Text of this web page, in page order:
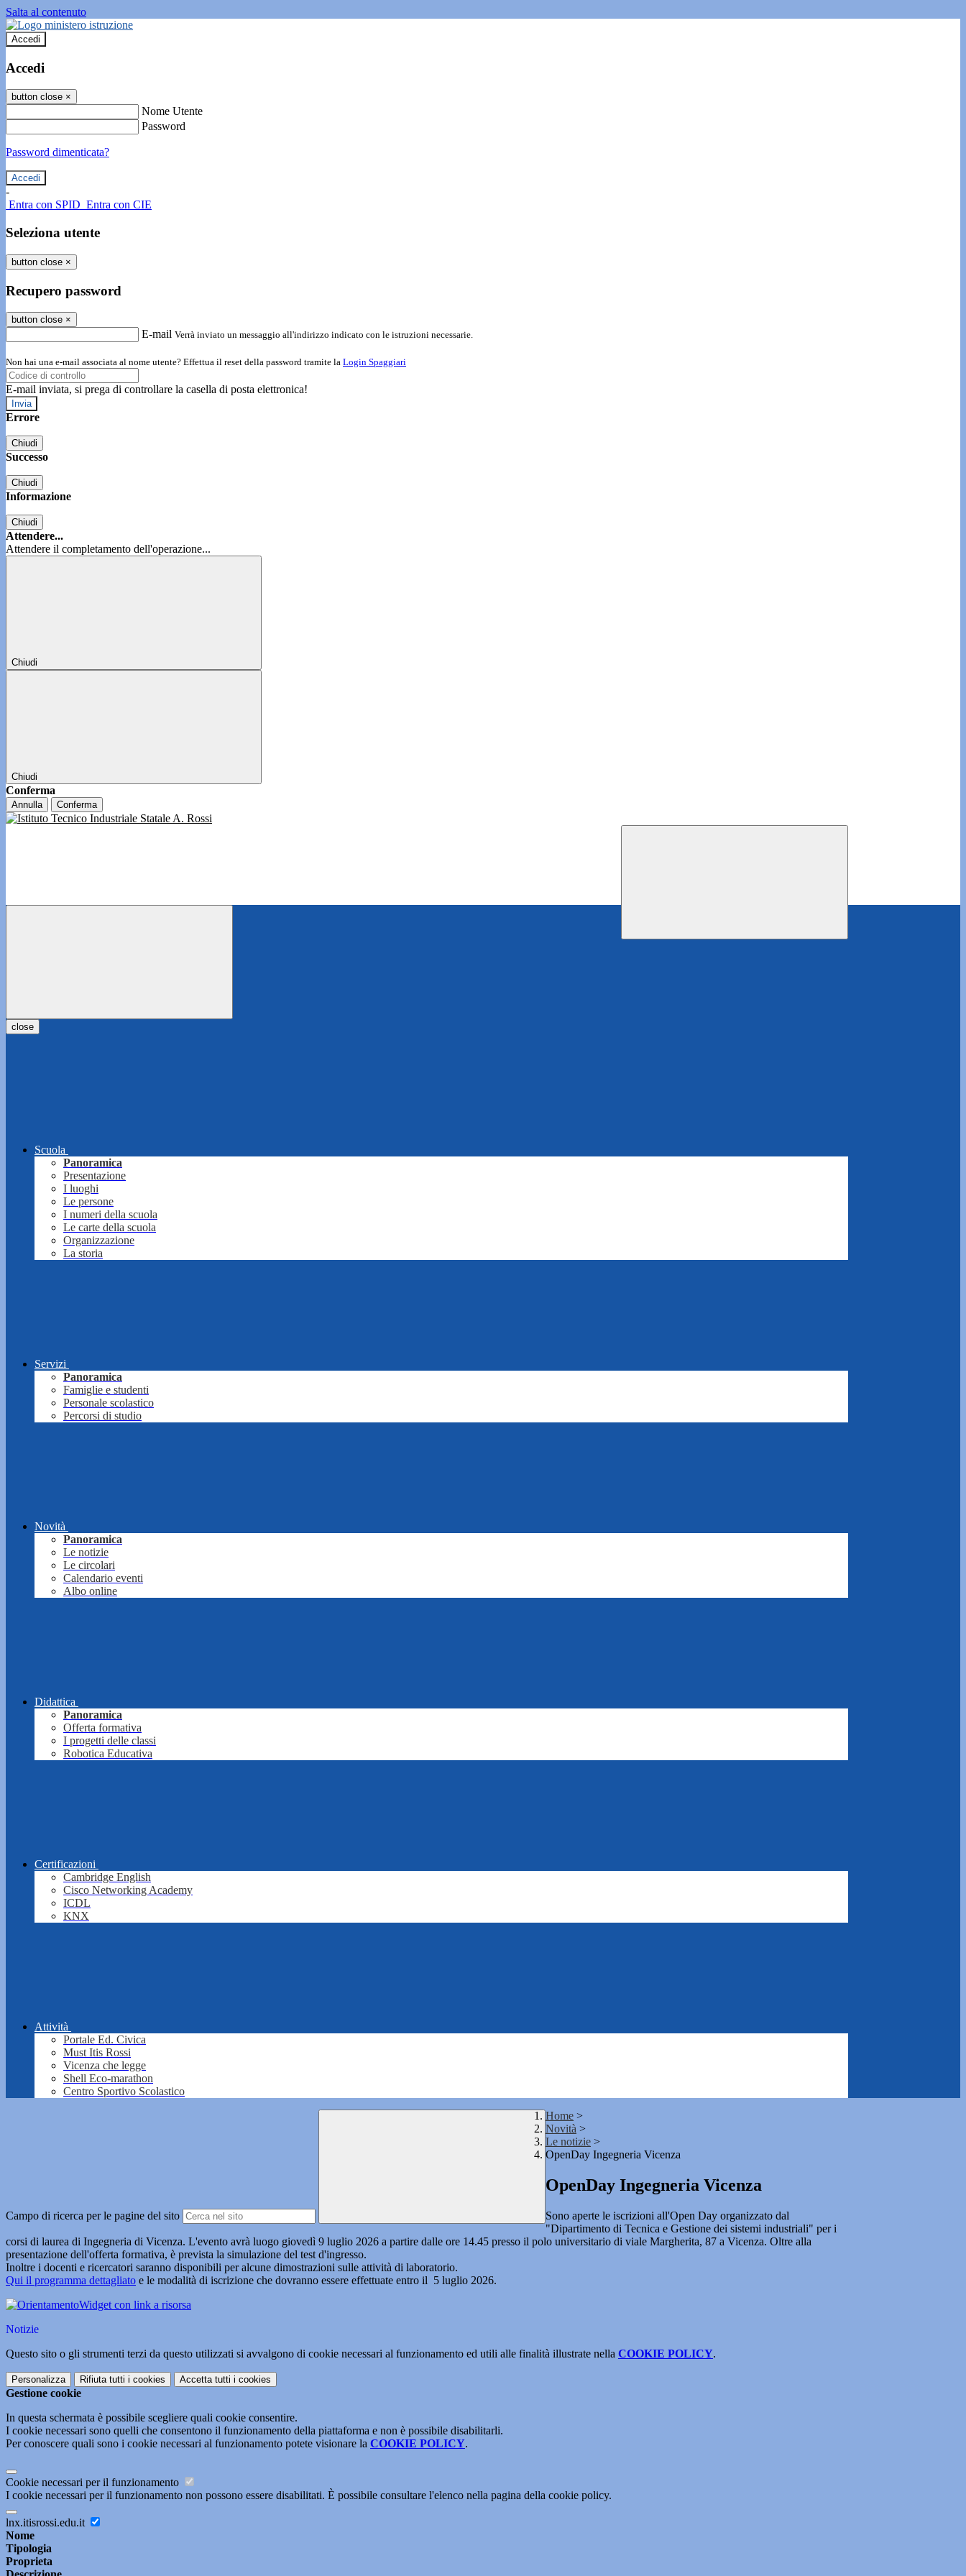
Salta al contenuto
Accedi
Accedi
button close ×
Nome Utente
Password
Password dimenticata?
-
Entra con SPID Entra con CIE
Seleziona utente
button close ×
Recupero password
button close ×
E-mail Verrà inviato un messaggio all'indirizzo indicato con le istruzioni necessarie.
Non hai una e-mail associata al nome utente? Effettua il reset della password tramite la Login Spaggiari
E-mail inviata, si prega di controllare la casella di posta elettronica!
Errore
Chiudi
Successo
Chiudi
Informazione
Chiudi
Attendere...
Attendere il completamento dell'operazione...
Chiudi
Chiudi
Conferma
Annulla Conferma
close
Scuola
Panoramica
Presentazione
I luoghi
Le persone
I numeri della scuola
Le carte della scuola
Organizzazione
La storia
Servizi
Panoramica
Famiglie e studenti
Personale scolastico
Percorsi di studio
Novità
Panoramica
Le notizie
Le circolari
Calendario eventi
Albo online
Didattica
Panoramica
Offerta formativa
I progetti delle classi
Robotica Educativa
Certificazioni
Cambridge English
Cisco Networking Academy
ICDL
KNX
Attività
Portale Ed. Civica
Must Itis Rossi
Vicenza che legge
Shell Eco-marathon
Centro Sportivo Scolastico
Campo di ricerca per le pagine del sito
Home >
Novità >
Le notizie >
OpenDay Ingegneria Vicenza
OpenDay Ingegneria Vicenza
Sono aperte le iscrizioni all'Open Day organizzato dal
"Dipartimento di Tecnica e Gestione dei sistemi industriali" per i
corsi di laurea di Ingegneria di Vicenza. L'evento avrà luogo giovedì 9 luglio 2026 a partire dalle ore 14.45 presso il polo universitario di viale Margherita, 87 a Vicenza. Oltre alla
presentazione dell'offerta formativa, è prevista la simulazione del test d'ingresso.
Inoltre i docenti e ricercatori saranno disponibili per alcune dimostrazioni sulle attività di laboratorio.
Qui il programma dettagliato e le modalità di iscrizione che dovranno essere effettuate entro il 5 luglio 2026.
Widget con link a risorsa
Notizie
Questo sito o gli strumenti terzi da questo utilizzati si avvalgono di cookie necessari al funzionamento ed utili alle finalità illustrate nella COOKIE POLICY.
Personalizza Rifiuta tutti i cookies Accetta tutti i cookies
Gestione cookie
In questa schermata è possibile scegliere quali cookie consentire.
I cookie necessari sono quelli che consentono il funzionamento della piattaforma e non è possibile disabilitarli.
Per conoscere quali sono i cookie necessari al funzionamento potete visionare la COOKIE POLICY.
Cookie necessari per il funzionamento
I cookie necessari per il funzionamento non possono essere disabilitati. È possibile consultare l'elenco nella pagina della cookie policy.
lnx.itisrossi.edu.it
Nome
Tipologia
Proprieta